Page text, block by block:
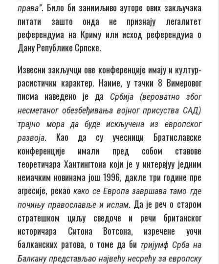
права”. Било би занимљиво ауторе ових закључака
питати зашто онда не признају легалитет
референдума на Криму или исход референдума о
Дану Републике Српске.
Извесни закључци ове конференције имају и култур-
расистички карактер. Наиме, у тачки 8 Вимеровог
писма наведено је да
Србија (вероватно због
несметаног обезбеђивања војног присуства САД)
трајно мора да буде искључена из европског
развоја. Као да су учесници Братиславске
конференције имали пред собом ставове
теоретичара Хантингтона који је у интервјуу једним
немачким новинама још 1996, дакле три године пре
агресије, рекао како се Европа завршава тамо где
почињу православље и ислам. Да је реч о старом
стратешком циљу сведоче и речи британског
историчара Ситона Вотсона, изречене уочи
балканских ратова, о томе да би тријумф Срба на
Балкану представљао највећу несрећу за европску